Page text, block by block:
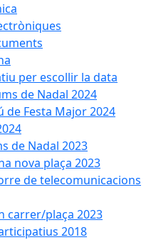
per escollir la data
de Nadal 2024
de Festa Major 2024
de Nadal 2023
nova plaça 2023
de telecomunicacions
carrer/plaça 2023
2018